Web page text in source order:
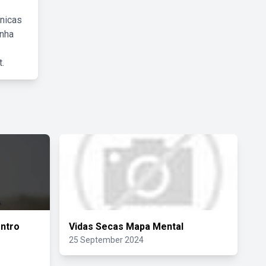
Vidas Secas Mapa Mental
25 September 2024